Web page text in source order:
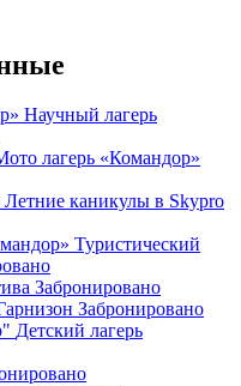
Научный лагерь
лагерь «Командор»
Летние каникулы в Skypro
Туристический
Забронировано
Забронировано
Детский лагерь